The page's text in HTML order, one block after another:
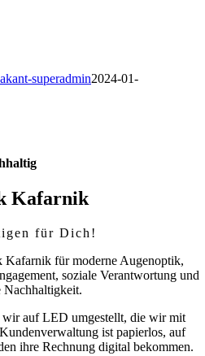
superadmin2024-01-
Kafarnik
für Dich!
Kafarnik für moderne Augenoptik,
soziale Verantwortung und
Nachhaltigkeit.
wir auf LED umgestellt, die wir mit
ist papierlos, auf
ihre Rechnung digital bekommen.